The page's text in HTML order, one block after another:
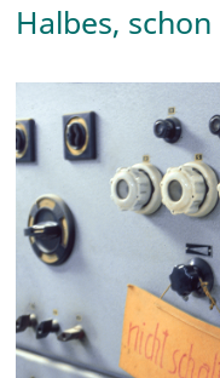
Halbes,